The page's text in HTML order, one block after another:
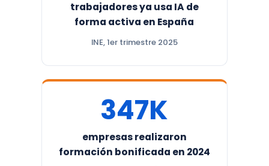
trabajadores ya usa IA de
forma activa en España
INE, 1er trimestre 2025
347K
empresas realizaron
formación bonificada en 2024